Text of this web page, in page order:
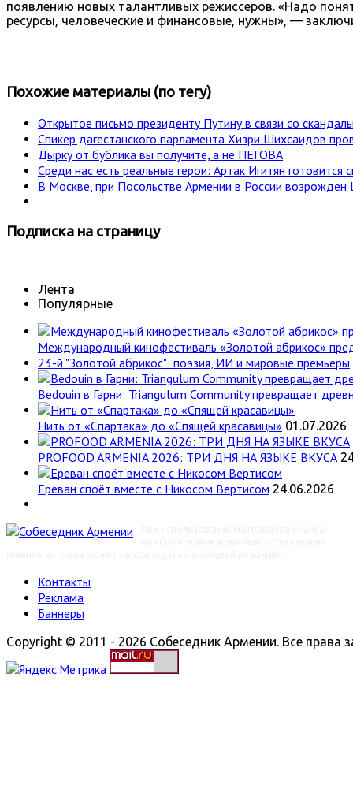
появлению новых талантливых режиссеров. «Надо
ресурсы, человеческие и финансовые, нужны», —
Похожие материалы (по тегу)
Открытое письмо президенту Путину в связи со
Спикер дагестанского парламента Хизри Шихсаидов
Дырку от бублика вы получите, а не ПЕГОВА
Среди нас есть реальные герои: Артак Игитян
В Москве, при Посольстве Армении в России возрожден
Подписка на страницу
Лента
Популярные
Международный кинофестиваль «Золотой абрикос»
23-й "Золотой абрикос": поэзия, ИИ и мировые премьеры
Bedouin в Гарни: Triangulum Community превращает
Нить от «Спартака» до «Спящей красавицы» 01.07.2026
PROFOOD ARMENIA 2026: ТРИ ДНЯ НА ЯЗЫКЕ ВКУСА
Ереван споёт вместе с Никосом Вертисом 24.06.2026
Контакты
Реклама
Баннеры
Copyright © 2011 - 2026 Собеседник Армении. Все права